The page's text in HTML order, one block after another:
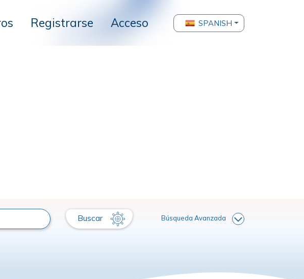
Registrarse Acceso SPANISH
Buscar Búsqueda Avanzada